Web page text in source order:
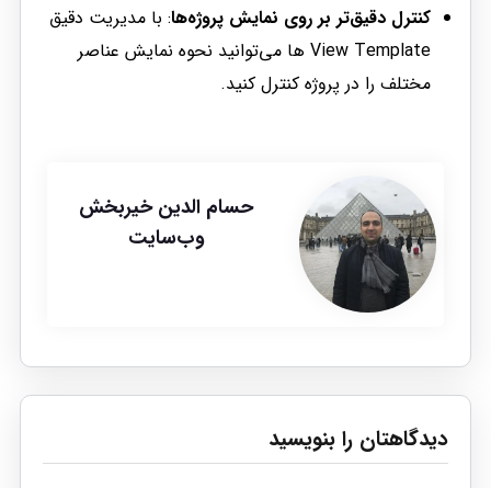
کنترل دقیق‌تر بر روی نمایش پروژه‌ها: با مدیریت دقیق
View Template‌ ها می‌توانید نحوه نمایش عناصر
مختلف را در پروژه کنترل کنید.
حسام الدین خیربخش
وب‌سایت
دیدگاهتان را بنویسید